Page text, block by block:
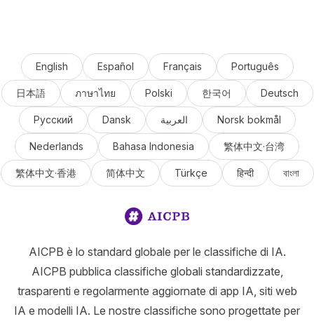
English Español Français Português
日本語 ภาษาไทย Polski 한국어 Deutsch
Русский Dansk العربية Norsk bokmål
Nederlands Bahasa Indonesia 繁体中文·台湾
繁体中文·香港 简体中文 Türkçe हिन्दी বাংলা
AICPB è lo standard globale per le classifiche di IA.
AICPB pubblica classifiche globali standardizzate,
trasparenti e regolarmente aggiornate di app IA, siti web
IA e modelli IA. Le nostre classifiche sono progettate per